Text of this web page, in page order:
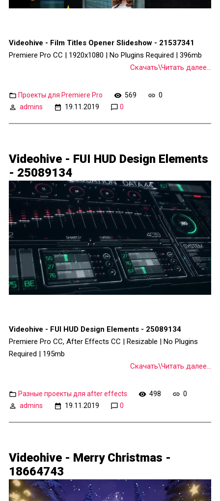
Videohive - Film Titles Opener Slideshow - 21537341
Premiere Pro CC | 1920x1080 | No Plugins Required | 396mb
Скачать\Читать далее...
Проекты для Premiere Pro 569
0
admins
19.11.2019 0
Videohive - FUI HUD Design Elements
- 25089134
Videohive - FUI HUD Design Elements - 25089134
Premiere Pro CC, After Effects CC | Resizable | No Plugins
Required | 195mb
Скачать\Читать далее...
Разные проекты для after effects 498
0
admins
19.11.2019 0
Videohive - Merry Christmas -
18664743